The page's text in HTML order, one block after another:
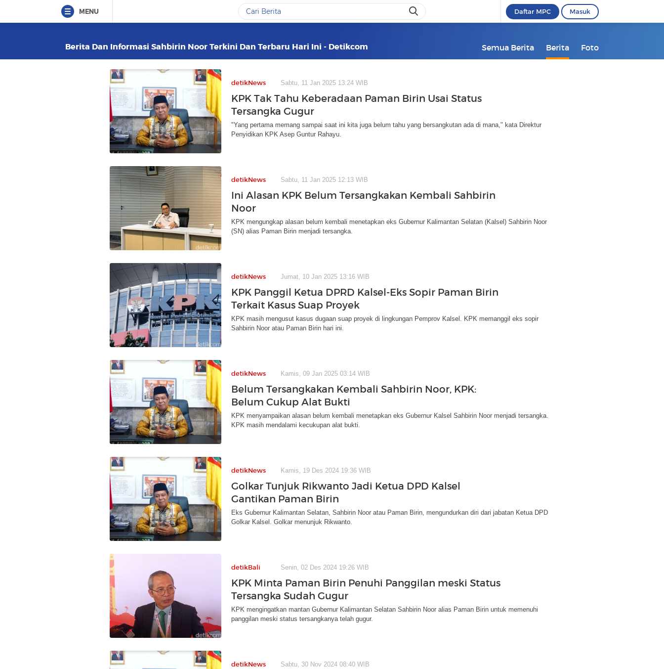
MENU Daftar MPC Masuk
Berita Dan Informasi Sahbirin Noor Terkini Dan Terbaru Hari Ini - Detikcom Semua Berita Berita Foto
detikNews Sabtu, 11 Jan 2025 13:24 WIB
KPK Tak Tahu Keberadaan Paman Birin Usai Status
Tersangka Gugur
"Yang pertama memang sampai saat ini kita juga belum tahu yang bersangkutan ada di mana," kata Direktur
Penyidikan KPK Asep Guntur Rahayu.
detikNews Sabtu, 11 Jan 2025 12:13 WIB
Ini Alasan KPK Belum Tersangkakan Kembali Sahbirin
Noor
KPK mengungkap alasan belum kembali menetapkan eks Gubernur Kalimantan Selatan (Kalsel) Sahbirin Noor
(SN) alias Paman Birin menjadi tersangka.
detikNews Jumat, 10 Jan 2025 13:16 WIB
KPK Panggil Ketua DPRD Kalsel-Eks Sopir Paman Birin
Terkait Kasus Suap Proyek
KPK masih mengusut kasus dugaan suap proyek di lingkungan Pemprov Kalsel. KPK memanggil eks sopir
Sahbirin Noor atau Paman Birin hari ini.
detikNews Kamis, 09 Jan 2025 03:14 WIB
Belum Tersangkakan Kembali Sahbirin Noor, KPK:
Belum Cukup Alat Bukti
KPK menyampaikan alasan belum kembali menetapkan eks Gubernur Kalsel Sahbirin Noor menjadi tersangka.
KPK masih mendalami kecukupan alat bukti.
detikNews Kamis, 19 Des 2024 19:36 WIB
Golkar Tunjuk Rikwanto Jadi Ketua DPD Kalsel
Gantikan Paman Birin
Eks Gubernur Kalimantan Selatan, Sahbirin Noor atau Paman Birin, mengundurkan diri dari jabatan Ketua DPD
Golkar Kalsel. Golkar menunjuk Rikwanto.
detikBali Senin, 02 Des 2024 19:26 WIB
KPK Minta Paman Birin Penuhi Panggilan meski Status
Tersangka Sudah Gugur
KPK mengingatkan mantan Gubernur Kalimantan Selatan Sahbirin Noor alias Paman Birin untuk memenuhi
panggilan meski status tersangkanya telah gugur.
detikNews Sabtu, 30 Nov 2024 08:40 WIB